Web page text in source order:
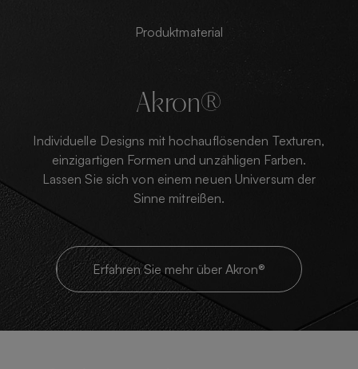
Produktmaterial
Akron®
Individuelle Designs mit hochauflösenden Texturen,
einzigartigen Formen und unzähligen Farben.
Lassen Sie sich von einem neuen Universum der
Sinne mitreißen.
Erfahren Sie mehr über Akron®